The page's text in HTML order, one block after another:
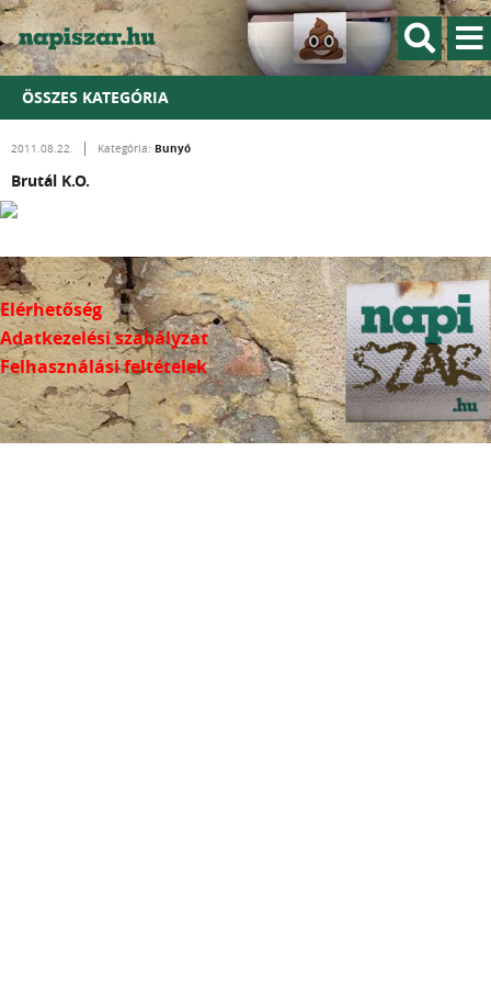
ÖSSZES KATEGÓRIA
2011.08.22. Kategória: Bunyó
Brutál K.O.
Elérhetőség
Adatkezelési szabályzat
Felhasználási feltételek